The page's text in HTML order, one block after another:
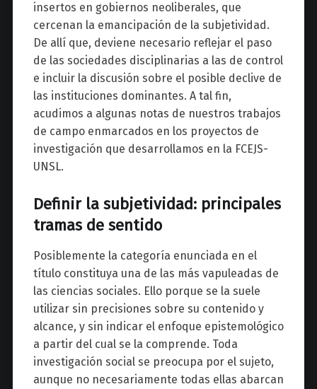
insertos en gobiernos neoliberales, que
cercenan la emancipación de la subjetividad.
De allí que, deviene necesario reflejar el paso
de las sociedades disciplinarias a las de control
e incluir la discusión sobre el posible declive de
las instituciones dominantes. A tal fin,
acudimos a algunas notas de nuestros trabajos
de campo enmarcados en los proyectos de
investigación que desarrollamos en la FCEJS-
UNSL.
Definir la subjetividad: principales
tramas de sentido
Posiblemente la categoría enunciada en el
título constituya una de las más vapuleadas de
las ciencias sociales. Ello porque se la suele
utilizar sin precisiones sobre su contenido y
alcance, y sin indicar el enfoque epistemológico
a partir del cual se la comprende. Toda
investigación social se preocupa por el sujeto,
aunque no necesariamente todas ellas abarcan